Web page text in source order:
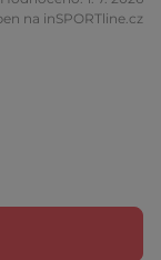
na inSPORTline.cz